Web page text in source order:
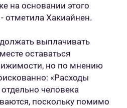
на основании этого
отметила Хакиайнен.
выплачивать
оставаться
но по мнению
«Расходы
человека
поскольку помимо